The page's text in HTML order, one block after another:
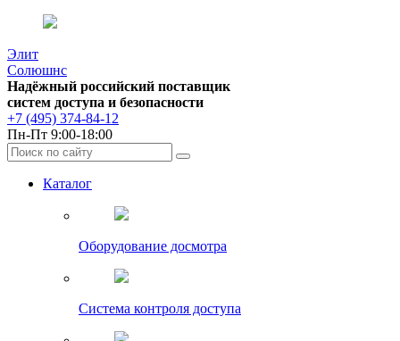
Элит
Солюшнс
Надёжный российский поставщик
систем доступа и безопасности
+7 (495) 374-84-12
Пн-Пт 9:00-18:00
Каталог
Оборудование досмотра
Система контроля доступа